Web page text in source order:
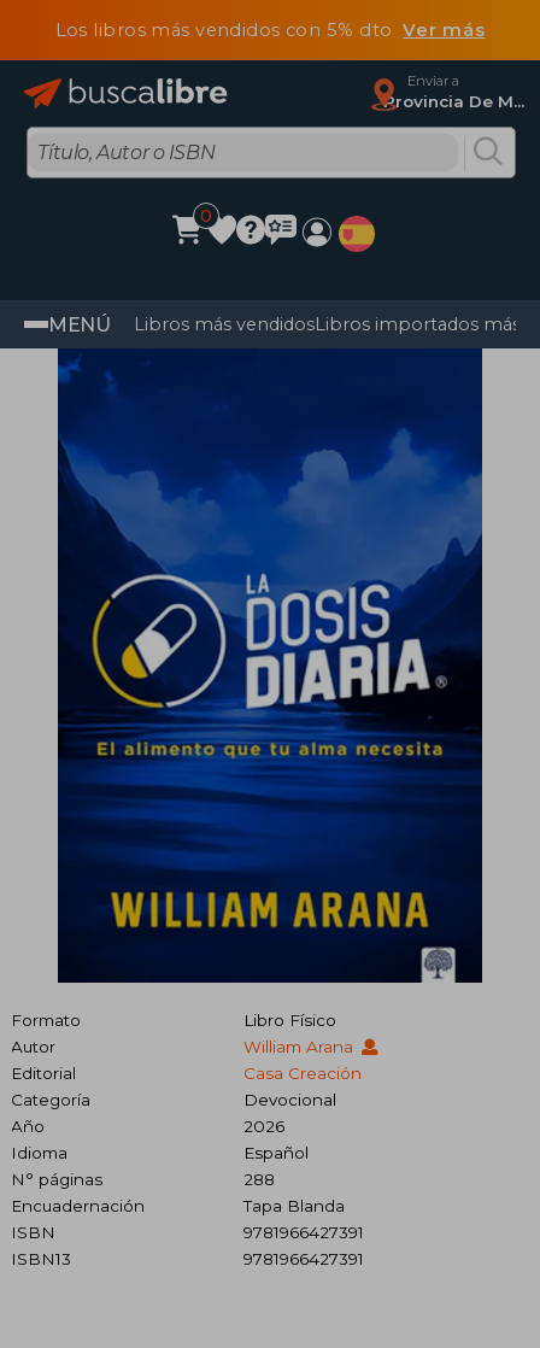
Los libros más vendidos con 5% dtoVer más
Enviar a
Provincia De Madrid
0
MENÚ Libros más vendidosLibros importados más
Formato
Libro Físico
Autor
William Arana
Editorial
Casa Creación
Categoría
Devocional
Año
2026
Idioma
Español
N° páginas
288
Encuadernación
Tapa Blanda
ISBN
9781966427391
ISBN13
9781966427391